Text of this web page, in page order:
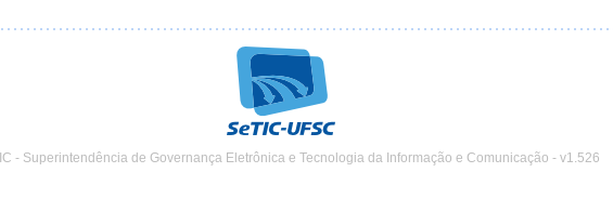
- Superintendência de Governança Eletrônica e Tecnologia da Informação e Comunicação - v1.526